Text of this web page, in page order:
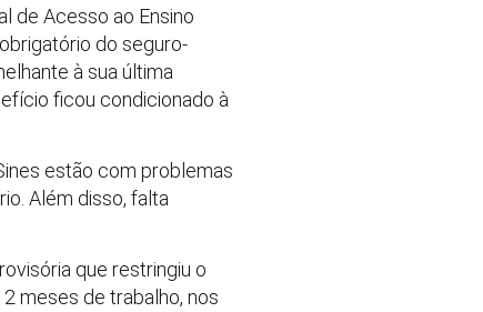
de Acesso ao Ensino
do seguro-
à sua última
ficou condicionado à
estão com problemas
Além disso, falta
que restringiu o
meses de trabalho, nos